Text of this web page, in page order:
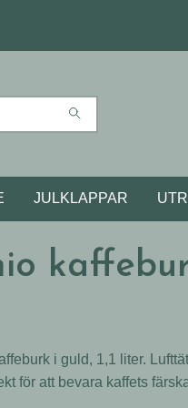
JULKLAPPAR
i guld, 1,1 liter.
för att bevara kaffets